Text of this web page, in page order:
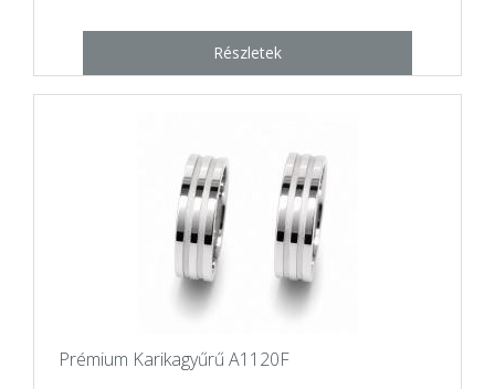
Részletek
Prémium Karikagyűrű A1120F